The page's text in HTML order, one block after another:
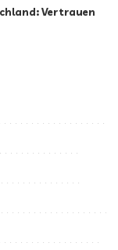
Vertrauen